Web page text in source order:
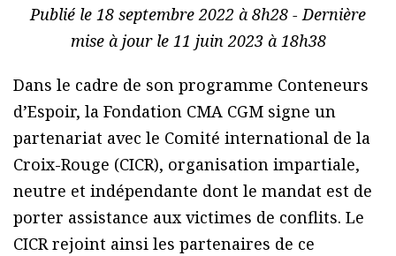
Publié le 18 septembre 2022 à 8h28 - Dernière
mise à jour le 11 juin 2023 à 18h38
Dans le cadre de son programme Conteneurs
d’Espoir, la Fondation CMA CGM signe un
partenariat avec le Comité international de la
Croix-Rouge (CICR), organisation impartiale,
neutre et indépendante dont le mandat est de
porter assistance aux victimes de conflits. Le
CICR rejoint ainsi les partenaires de ce